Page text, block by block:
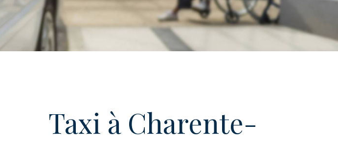
Taxi à Charente-